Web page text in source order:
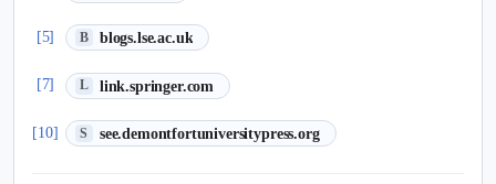
[5] B blogs.lse.ac.uk
(새 탭에서 열림)
[7] L link.springer.com
(새 탭에서 열림)
[10] S see.demontfortuniversitypress.org
(새 탭에서 열림)